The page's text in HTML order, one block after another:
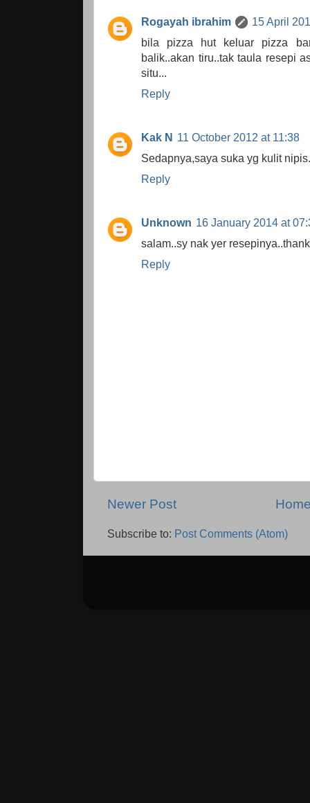
Rogayah ibrahim
15 April
bila pizza hut keluar pizza
balik..akan tiru..tak taula resepi
situ...
Reply
Kak N 11 October 2012 at 11:38
Sedapnya,saya suka yg kulit nipis.
Reply
Unknown 16 January 2014 at
salam..sy nak yer
Reply
Newer Post
Subscribe to: Post Comments (Atom)